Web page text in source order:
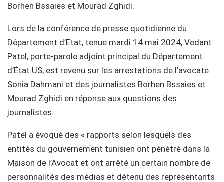
Borhen Bssaies et Mourad Zghidi.
Lors de la conférence de presse quotidienne du
Département d’Etat, tenue mardi 14 mai 2024, Vedant
Patel, porte-parole adjoint principal du Département
d’État US, est revenu sur les arrestations de l’avocate
Sonia Dahmani et des journalistes Borhen Bssaies et
Mourad Zghidi en réponse aux questions des
journalistes.
Patel a évoqué des « rapports selon lesquels des
entités du gouvernement tunisien ont pénétré dans la
Maison de l’Avocat et ont arrêté un certain nombre de
personnalités des médias et détenu des représentants